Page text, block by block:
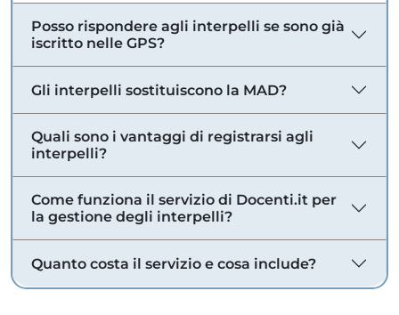
Posso rispondere agli interpelli se sono già
iscritto nelle GPS?
Gli interpelli sostituiscono la MAD?
Quali sono i vantaggi di registrarsi agli
interpelli?
Come funziona il servizio di Docenti.it per
la gestione degli interpelli?
Quanto costa il servizio e cosa include?